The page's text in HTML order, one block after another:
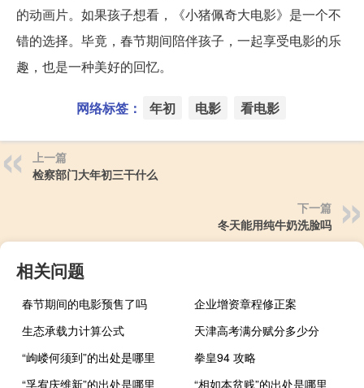
的动画片。如果孩子想看，《小猪佩奇大电影》是一个不
错的选择。毕竟，春节期间陪伴孩子，一起享受电影的乐
趣，也是一种美好的回忆。
网络标签： 年初 电影 看电影
上一篇
检察部门大年初三干什么
下一篇
冬天能用纯牛奶洗脸吗
相关问题
春节期间的电影预售了吗
企业增资章程修正案
生态承载力计算公式
天津高考满分赋分多少分
“岣嵝何须到”的出处是哪里
拳皇94 攻略
“孚宥庆维新”的出处是哪里
“相如本贫贱”的出处是哪里